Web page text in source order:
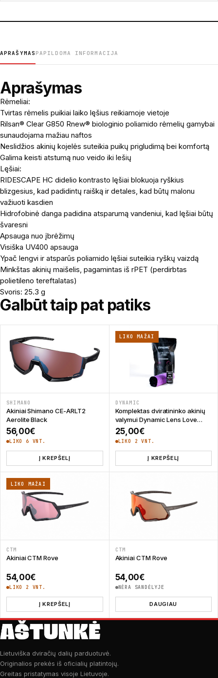
APRAŠYMAS PAPILDOMA INFORMACIJA
Aprašymas
Rėmeliai:
Tvirtas rėmelis puikiai laiko lęšius reikiamoje vietoje
Rilsan® Clear G850 Rnew® biologinio poliamido rėmelių gamybai
sunaudojama mažiau naftos
Neslidžios akinių kojelės suteikia puikų prigludimą bei komfortą
Galima keisti atstumą nuo veido iki lešių
Lęšiai:
RIDESCAPE HC didelio kontrasto lęšiai blokuoja ryškius
blizgesius, kad padidintų raišką ir detales, kad būtų malonu
važiuoti kasdien
Hidrofobinė danga padidina atsparumą vandeniui, kad lęšiai būtų
švaresni
Apsauga nuo įbrėžimų
Visiška UV400 apsauga
Ypač lengvi ir atsparūs poliamido lęšiai suteikia ryškų vaizdą
Minkštas akinių maišelis, pagamintas iš rPET (perdirbtas
polietileno tereftalatas)
Svoris: 25.3 g
Galbūt taip pat patiks
SHIMANO
Akiniai Shimano CE-ARLT2
Aerolite Black
56,00€
LIKO 6 VNT.
Į KREPŠELĮ
LIKO MAŽAI
DYNAMIC
Komplektas dviratininko akinių
valymui Dynamic Lens Love
Combo Pack
25,00€
LIKO 2 VNT.
Į KREPŠELĮ
LIKO MAŽAI
CTM
Akiniai CTM Rove
54,00€
LIKO 2 VNT.
Į KREPŠELĮ
CTM
Akiniai CTM Rove
54,00€
NĖRA SANDĖLYJE
DAUGIAU
Lietuviška dviračių dalių parduotuvė.
Originalios prekės iš oficialių platintojų.
Greitas pristatymas visoje Lietuvoje.